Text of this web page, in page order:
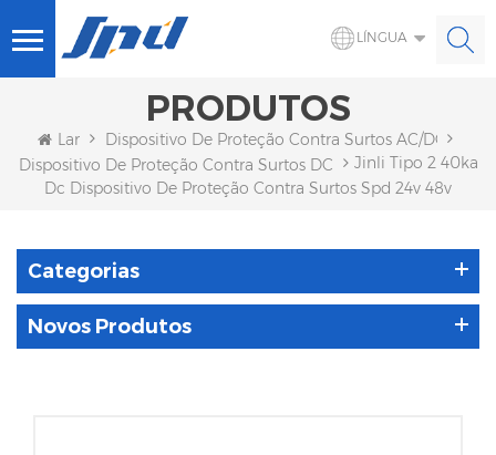
LÍNGUA
PRODUTOS
Lar
Dispositivo De Proteção Contra Surtos AC/DC
Dispositivo De Proteção Contra Surtos DC
Jinli Tipo 2 40ka
Dc Dispositivo De Proteção Contra Surtos Spd 24v 48v
Categorias
Novos Produtos